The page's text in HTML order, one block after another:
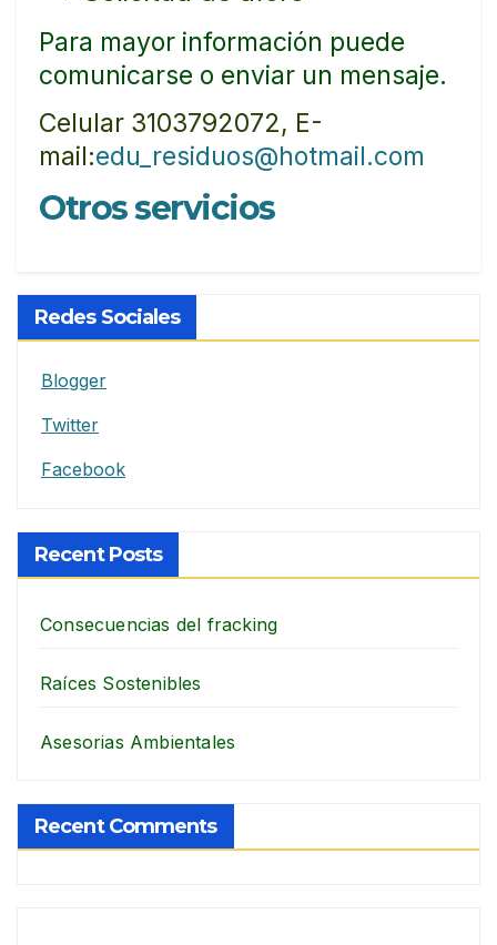
Para mayor información puede
comunicarse o enviar un mensaje.
Celular 3103792072, E-
mail:edu_residuos@hotmail.com
Otros servicios
Redes Sociales
Blogger
Twitter
Facebook
Recent Posts
Consecuencias del fracking
Raíces Sostenibles
Asesorias Ambientales
Recent Comments